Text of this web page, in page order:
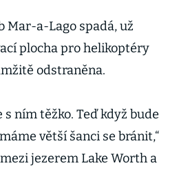
Mar-a-Lago spadá, už
plocha pro helikoptéry
odstraněna.
ním těžko. Teď když bude
větší šanci se bránit,“
jezerem Lake Worth a